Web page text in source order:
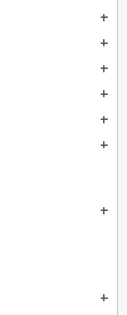
add
add
add
add
add
add
add
add